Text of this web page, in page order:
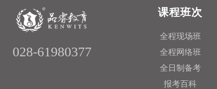
028-61980377
课程班次
全程现场班
全程网络班
全日制备考
报考百科